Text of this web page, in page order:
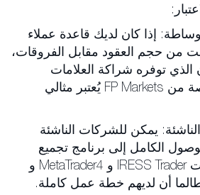
إذا كان لديك قاعدة عملاء
من حجم العقود مقابل الفروقات،
الذي توفره شراكة العلامات
التجارية المرخصة من FP Markets يُعتبر مثالي
يمكن للشركات الناشئة
الكامل إلى برنامج تجميع
الأسعار و منصات IRESS Trader و MetaTrader4 و